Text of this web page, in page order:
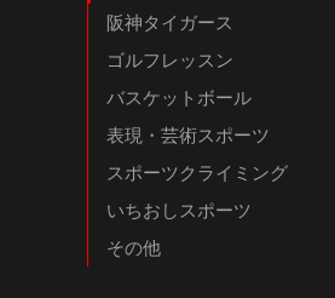
阪神タイガース
ゴルフレッスン
バスケットボール
表現・芸術スポーツ
スポーツクライミング
いちおしスポーツ
その他